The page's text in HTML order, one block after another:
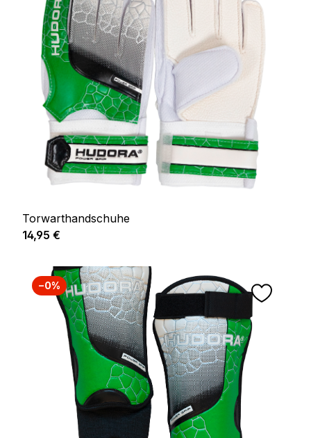
Torwarthandschuhe
Regulärer Preis:
14,95 €
−0%